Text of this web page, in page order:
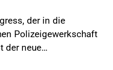
der in die
Polizeigewerkschaft
der neue…